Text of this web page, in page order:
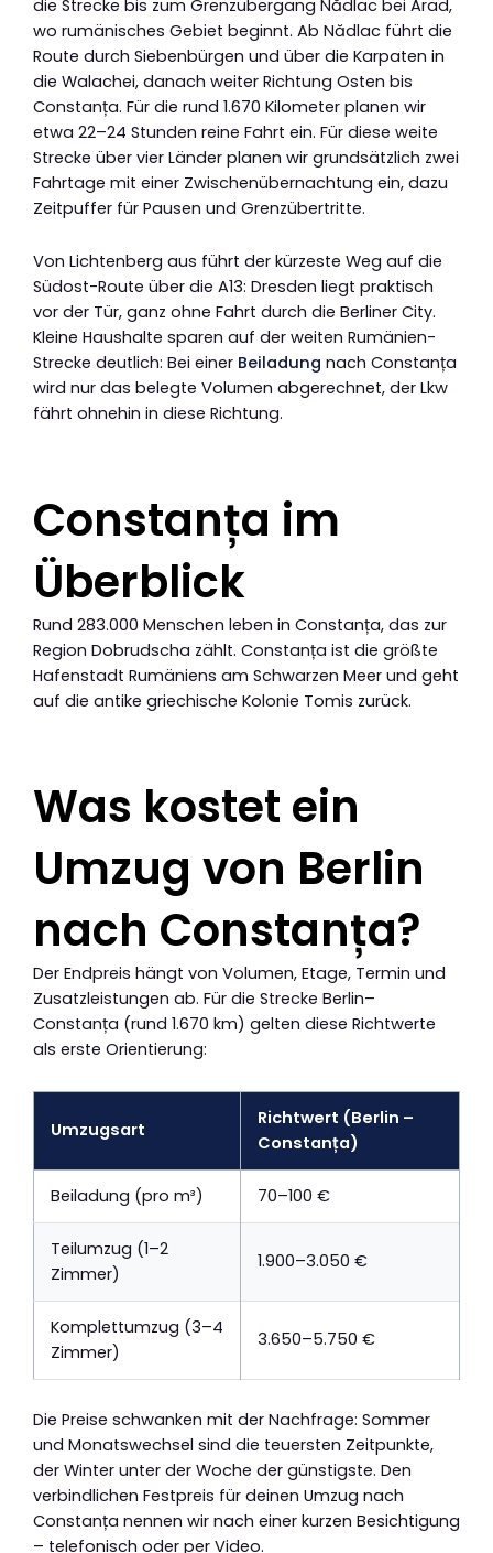
die Strecke bis zum Grenzübergang Nădlac bei Arad,
wo rumänisches Gebiet beginnt. Ab Nădlac führt die
Route durch Siebenbürgen und über die Karpaten in
die Walachei, danach weiter Richtung Osten bis
Constanța. Für die rund 1.670 Kilometer planen wir
etwa 22–24 Stunden reine Fahrt ein. Für diese weite
Strecke über vier Länder planen wir grundsätzlich zwei
Fahrtage mit einer Zwischenübernachtung ein, dazu
Zeitpuffer für Pausen und Grenzübertritte.
Von Lichtenberg aus führt der kürzeste Weg auf die
Südost-Route über die A13: Dresden liegt praktisch
vor der Tür, ganz ohne Fahrt durch die Berliner City.
Kleine Haushalte sparen auf der weiten Rumänien-
Strecke deutlich: Bei einer Beiladung nach Constanța
wird nur das belegte Volumen abgerechnet, der Lkw
fährt ohnehin in diese Richtung.
Constanța im
Überblick
Rund 283.000 Menschen leben in Constanța, das zur
Region Dobrudscha zählt. Constanța ist die größte
Hafenstadt Rumäniens am Schwarzen Meer und geht
auf die antike griechische Kolonie Tomis zurück.
Was kostet ein
Umzug von Berlin
nach Constanța?
Der Endpreis hängt von Volumen, Etage, Termin und
Zusatzleistungen ab. Für die Strecke Berlin–
Constanța (rund 1.670 km) gelten diese Richtwerte
als erste Orientierung:
Umzugsart
Richtwert (Berlin –
Constanța)
Beiladung (pro m³) 70–100 €
Teilumzug (1–2
Zimmer)
1.900–3.050 €
Komplettumzug (3–4
Zimmer)
3.650–5.750 €
Die Preise schwanken mit der Nachfrage: Sommer
und Monatswechsel sind die teuersten Zeitpunkte,
der Winter unter der Woche der günstigste. Den
verbindlichen Festpreis für deinen Umzug nach
Constanța nennen wir nach einer kurzen Besichtigung
– telefonisch oder per Video.